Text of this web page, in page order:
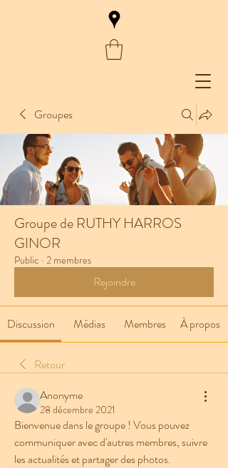
Groupes
Groupe de RUTHY HARROS
GINOR
Public · 2 membres
Rejoindre
Discussion Médias Membres À propos
Retour
Anonyme
28 décembre 2021
Bienvenue dans le groupe ! Vous pouvez
communiquer avec d'autres membres, suivre
les actualités et partager des photos.